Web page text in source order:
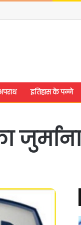
इतिहास के पन्ने